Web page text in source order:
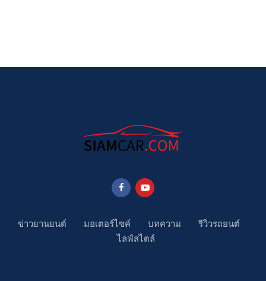
ข่าวยานยนต์ มอเตอร์ไซค์ บทความ
รีวิวรถยนต์
ไลฟ์สไตล์